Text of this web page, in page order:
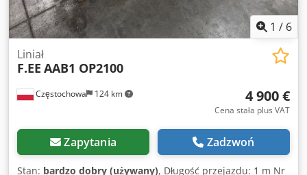
1 / 6
Częstochowa 124 km
Liniał
F.EE AAB1 OP2100
4 900 €
Cena stała plus VAT
Zapytania Zadzwoń
Stan: bardzo dobry (używany), Długość przejazdu: 1 m Nr